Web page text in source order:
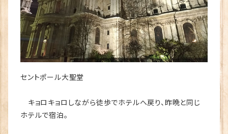
セントポール大聖堂
キョロキョロしながら徒歩でホテルへ戻り、昨晩と同じ
ホテルで宿泊。